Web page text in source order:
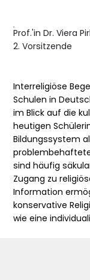
Prof.'in Dr. Viera
2. Vorsitzende
Interreligiöse
Schulen in
im Blick auf die
heutigen
Bildungssystem
sind häufig
Zugang zu
Information
konservative
wie eine